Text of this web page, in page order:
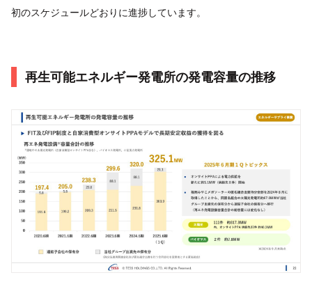
初のスケジュールどおりに進捗しています。
再生可能エネルギー発電所の発電容量の推移